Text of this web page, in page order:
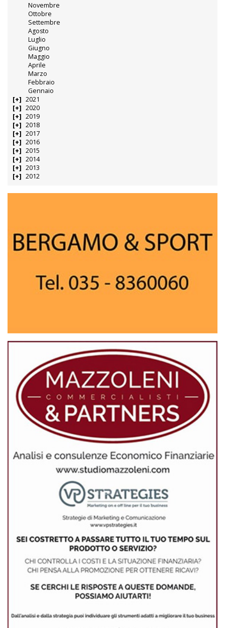
Novembre
Ottobre
Settembre
Agosto
Luglio
Giugno
Maggio
Aprile
Marzo
Febbraio
Gennaio
2021
2020
2019
2018
2017
2016
2015
2014
2013
2012